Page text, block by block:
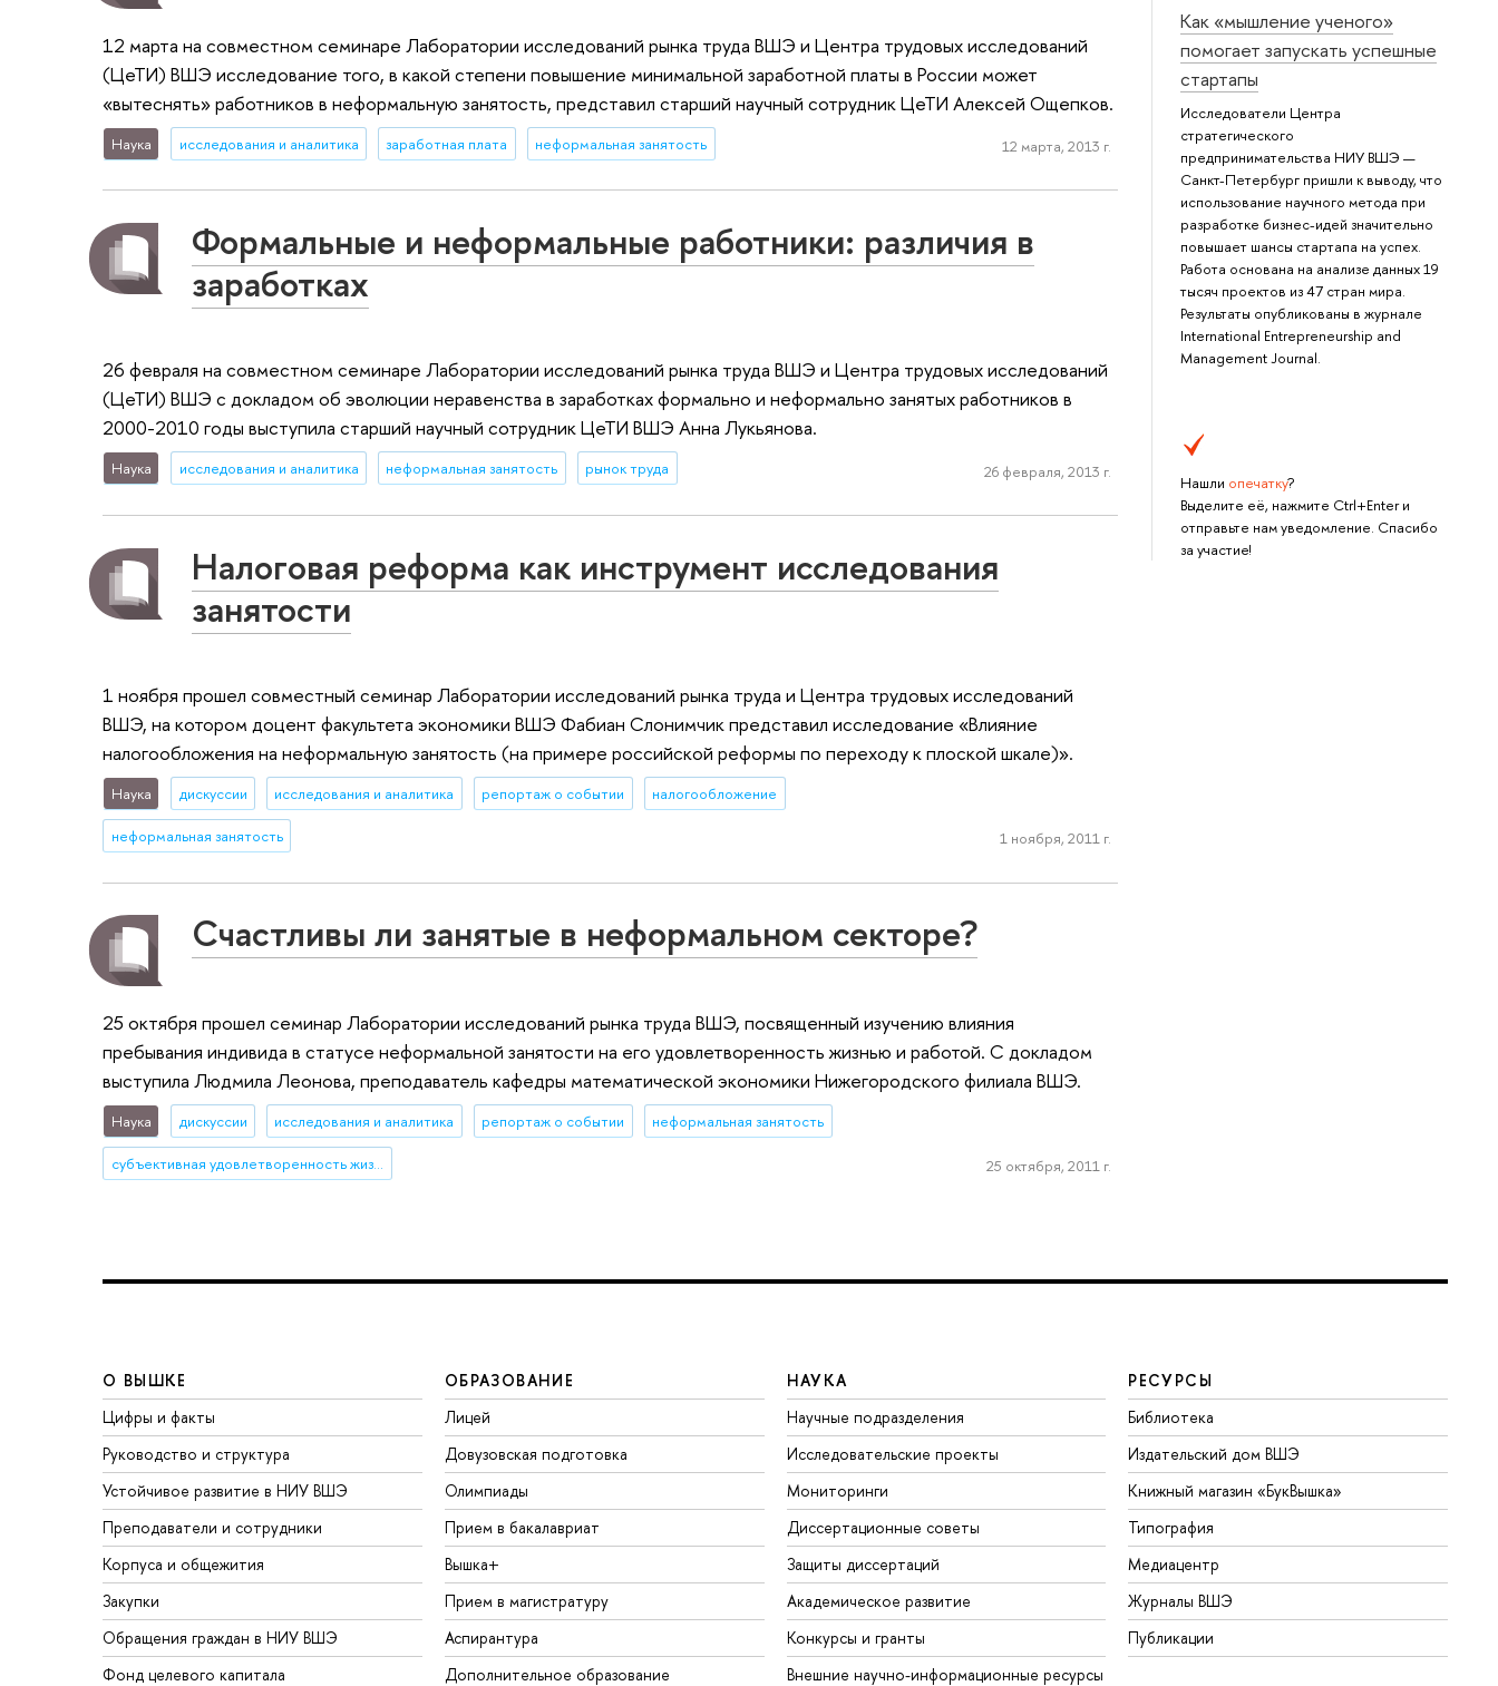
Как «мышление ученого»
помогает запускать успешные
стартапы
Исследователи Центра
стратегического
предпринимательства НИУ ВШЭ —
Санкт-Петербург пришли к выводу, что
использование научного метода при
разработке бизнес-идей значительно
повышает шансы стартапа на успех.
Работа основана на анализе данных 19
тысяч проектов из 47 стран мира.
Результаты опубликованы в журнале
International Entrepreneurship and
Management Journal.
Нашли опечатку?
Выделите её, нажмите Ctrl+Enter и
отправьте нам уведомление. Спасибо
за участие!
12 марта на совместном семинаре Лаборатории исследований рынка труда ВШЭ и Центра трудовых исследований
(ЦеТИ) ВШЭ исследование того, в какой степени повышение минимальной заработной платы в России может
«вытеснять» работников в неформальную занятость, представил старший научный сотрудник ЦеТИ Алексей Ощепков.
Наука исследования и аналитика заработная плата неформальная занятость 12 марта, 2013 г.
Формальные и неформальные работники: различия в
заработках
26 февраля на совместном семинаре Лаборатории исследований рынка труда ВШЭ и Центра трудовых исследований
(ЦеТИ) ВШЭ с докладом об эволюции неравенства в заработках формально и неформально занятых работников в
2000-2010 годы выступила старший научный сотрудник ЦеТИ ВШЭ Анна Лукьянова.
Наука исследования и аналитика неформальная занятость рынок труда 26 февраля, 2013 г.
Налоговая реформа как инструмент исследования
занятости
1 ноября прошел совместный семинар Лаборатории исследований рынка труда и Центра трудовых исследований
ВШЭ, на котором доцент факультета экономики ВШЭ Фабиан Слонимчик представил исследование «Влияние
налогообложения на неформальную занятость (на примере российской реформы по переходу к плоской шкале)».
Наука дискуссии исследования и аналитика репортаж о событии налогообложение
неформальная занятость 1 ноября, 2011 г.
Счастливы ли занятые в неформальном секторе?
25 октября прошел семинар Лаборатории исследований рынка труда ВШЭ, посвященный изучению влияния
пребывания индивида в статусе неформальной занятости на его удовлетворенность жизнью и работой. С докладом
выступила Людмила Леонова, преподаватель кафедры математической экономики Нижегородского филиала ВШЭ.
Наука дискуссии исследования и аналитика репортаж о событии неформальная занятость
субъективная удовлетворенность жизнью 25 октября, 2011 г.
О ВЫШКЕ
Цифры и факты
Руководство и структура
Устойчивое развитие в НИУ ВШЭ
Преподаватели и сотрудники
Корпуса и общежития
Закупки
Обращения граждан в НИУ ВШЭ
Фонд целевого капитала
ОБРАЗОВАНИЕ
Лицей
Довузовская подготовка
Олимпиады
Прием в бакалавриат
Вышка+
Прием в магистратуру
Аспирантура
Дополнительное образование
НАУКА
Научные подразделения
Исследовательские проекты
Мониторинги
Диссертационные советы
Защиты диссертаций
Академическое развитие
Конкурсы и гранты
Внешние научно-информационные ресурсы
РЕСУРСЫ
Библиотека
Издательский дом ВШЭ
Книжный магазин «БукВышка»
Типография
Медиацентр
Журналы ВШЭ
Публикации